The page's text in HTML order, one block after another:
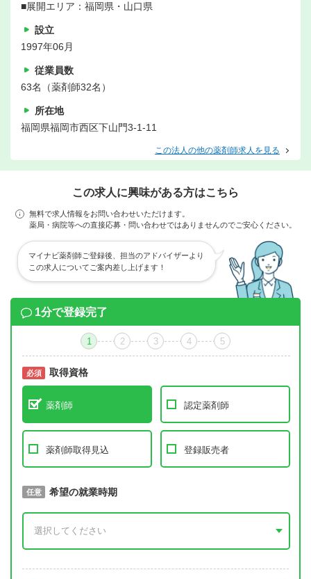
■展開エリア：福岡県・山口県
設立
1997年06月
従業員数
63名（薬剤師32名）
所在地
福岡県福岡市西区下山門3-1-11
この法人の他の薬剤師求人を見る
この求人に興味がある方はこちら
無料で求人情報をお問い合わせいただけます。
薬局・病院等への直接応募・問い合わせではありませんのでご安心ください。
マイナビ薬剤師ご登録後、担当のアドバイザーより
この求人についてご案内差し上げます！
1分で登録完了
1 2 3 4 5
必須 取得資格
薬剤師 認定薬剤師
薬剤師取得見込 登録販売者
必須 取得予定年
任意 希望の就業時期